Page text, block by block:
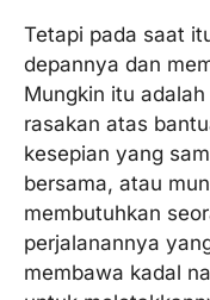
Tetapi pada saat
depannya dan
Mungkin itu
rasakan atas
kesepian yang
bersama, atau
membutuhkan
perjalanannya
membawa kadal